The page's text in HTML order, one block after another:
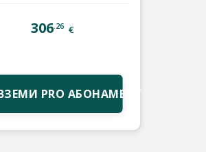
306 .26 €
PRO АБОНАМЕНТ